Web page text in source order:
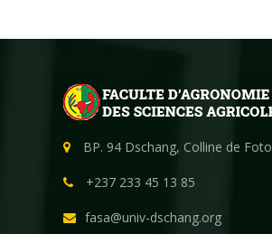
BP. 94 Dschang, Colline de Foto
+237 233 45 13 85
fasa@univ-dschang.org